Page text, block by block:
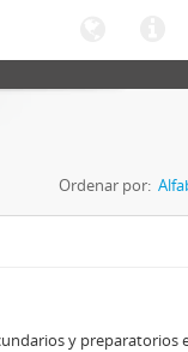
Ordenar por:
y preparatorios